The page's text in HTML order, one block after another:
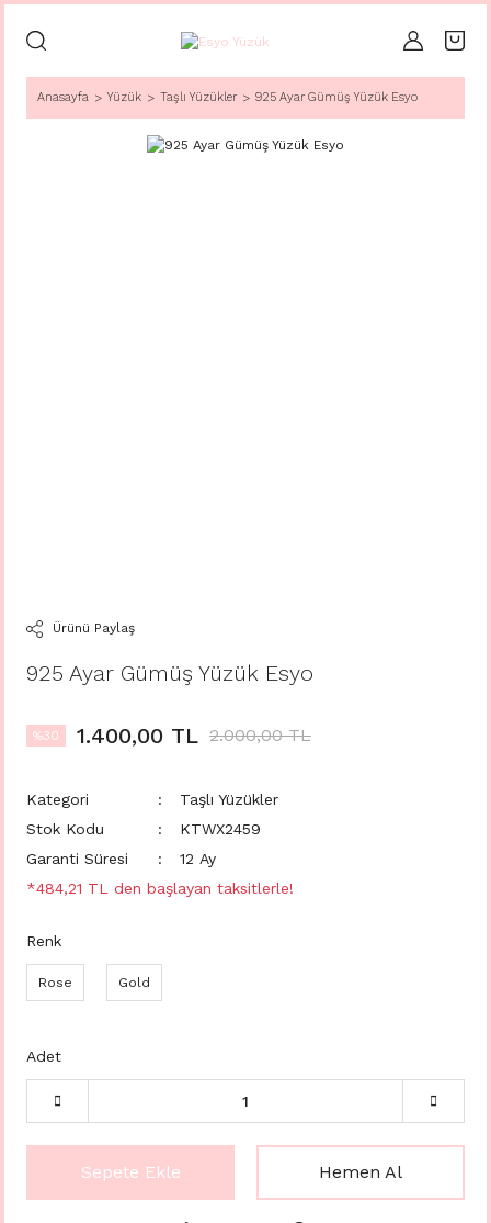
Anasayfa Yüzük Taşlı Yüzükler 925 Ayar Gümüş Yüzük Esyo
Ürünü Paylaş
925 Ayar Gümüş Yüzük Esyo
%30 1.400,00 TL 2.000,00 TL
Kategori
Taşlı Yüzükler
Stok Kodu
KTWX2459
Garanti Süresi
12 Ay
*484,21 TL den başlayan taksitlerle!
Renk
Rose Gold
Adet
Sepete Ekle Hemen Al